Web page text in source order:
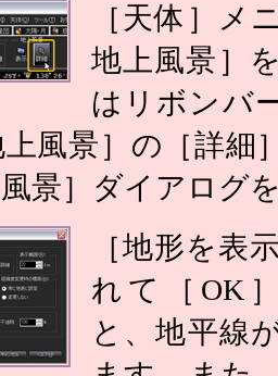
［天体］メ
地上風景］
はリボンバ
風景］の［詳細
景］ダイアログ
［地形を表
れて［OK
と、地平線